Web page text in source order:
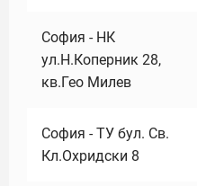
София - НК
ул.Н.Коперник 28,
кв.Гео Милев
София - ТУ бул. Св.
Кл.Охридски 8